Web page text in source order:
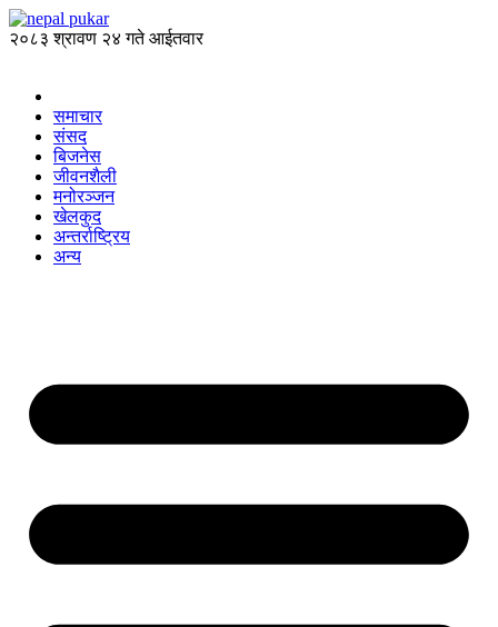
२०८३ श्रावण २४ गते आईतवार
समाचार
संसद
बिजनेस
जीवनशैली
मनोरञ्जन
खेलकुद
अन्तर्राष्ट्रिय
अन्य